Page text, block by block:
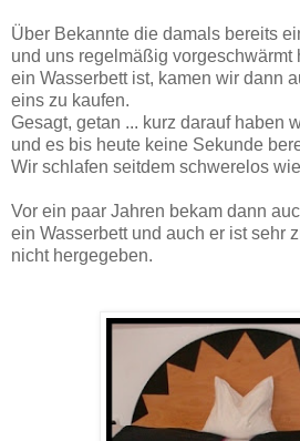
Über Bekannte die damals bereits
und uns regelmäßig vorgeschwärmt
ein Wasserbett ist, kamen wir dann
eins zu kaufen.
Gesagt, getan ... kurz darauf haben
und es bis heute keine Sekunde
Wir schlafen seitdem schwerelos
Vor ein paar Jahren bekam dann
ein Wasserbett und auch er ist sehr
nicht hergegeben.